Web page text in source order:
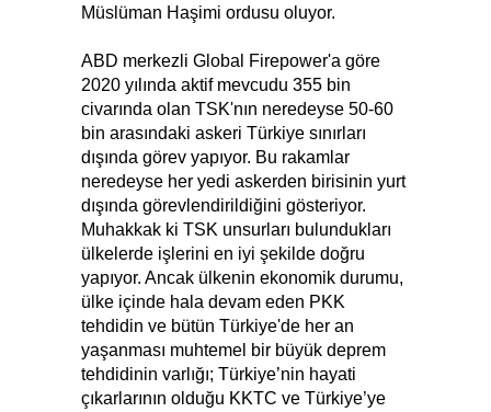
Müslüman Haşimi ordusu oluyor.
ABD merkezli Global Firepower'a göre
2020 yılında aktif mevcudu 355 bin
civarında olan TSK'nın neredeyse 50-60
bin arasındaki askeri Türkiye sınırları
dışında görev yapıyor. Bu rakamlar
neredeyse her yedi askerden birisinin yurt
dışında görevlendirildiğini gösteriyor.
Muhakkak ki TSK unsurları bulundukları
ülkelerde işlerini en iyi şekilde doğru
yapıyor. Ancak ülkenin ekonomik durumu,
ülke içinde hala devam eden PKK
tehdidin ve bütün Türkiye'de her an
yaşanması muhtemel bir büyük deprem
tehdidinin varlığı; Türkiye’nin hayati
çıkarlarının olduğu KKTC ve Türkiye’ye